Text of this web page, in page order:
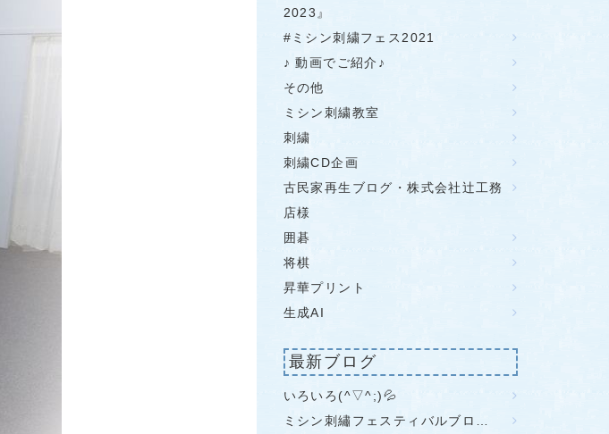
2023』
#ミシン刺繍フェス2021
♪ 動画でご紹介♪
その他
ミシン刺繍教室
刺繍
刺繍CD企画
古民家再生ブログ・株式会社辻工務
店様
囲碁
将棋
昇華プリント
生成AI
最新ブログ
いろいろ(^▽^;)💦
ミシン刺繡フェスティバルブロ…